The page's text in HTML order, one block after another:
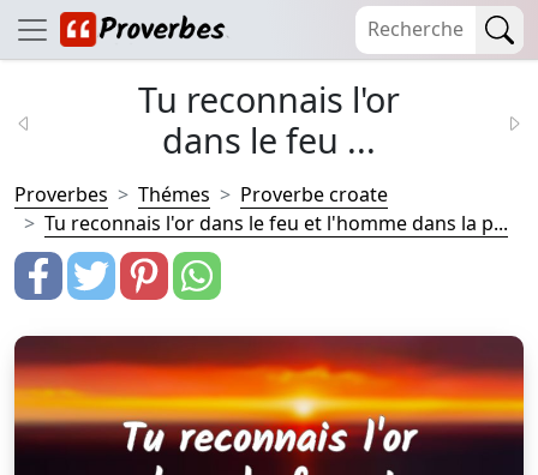
Tu reconnais l'or
dans le feu ...
Proverbes Thémes
Proverbe croate
Tu reconnais l'or dans le feu et l'homme dans la p...